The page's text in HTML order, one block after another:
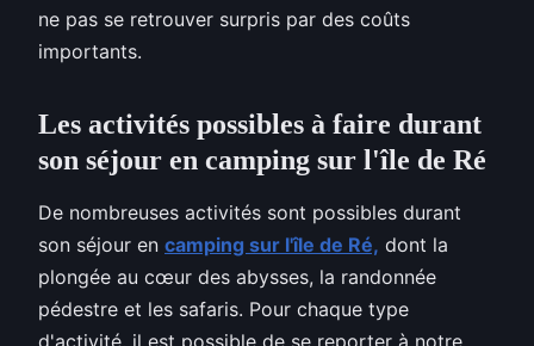
ne pas se retrouver surpris par des coûts
importants.
Les activités possibles à faire durant
son séjour en camping sur l'île de Ré
De nombreuses activités sont possibles durant
son séjour en camping sur l'île de Ré, dont la
plongée au cœur des abysses, la randonnée
pédestre et les safaris. Pour chaque type
d'activité, il est possible de se reporter à notre